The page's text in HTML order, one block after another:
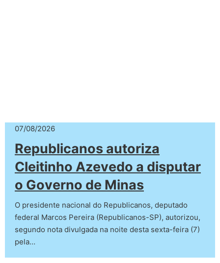
07/08/2026
Republicanos autoriza
Cleitinho Azevedo a disputar
o Governo de Minas
O presidente nacional do Republicanos, deputado
federal Marcos Pereira (Republicanos-SP), autorizou,
segundo nota divulgada na noite desta sexta-feira (7)
pela…